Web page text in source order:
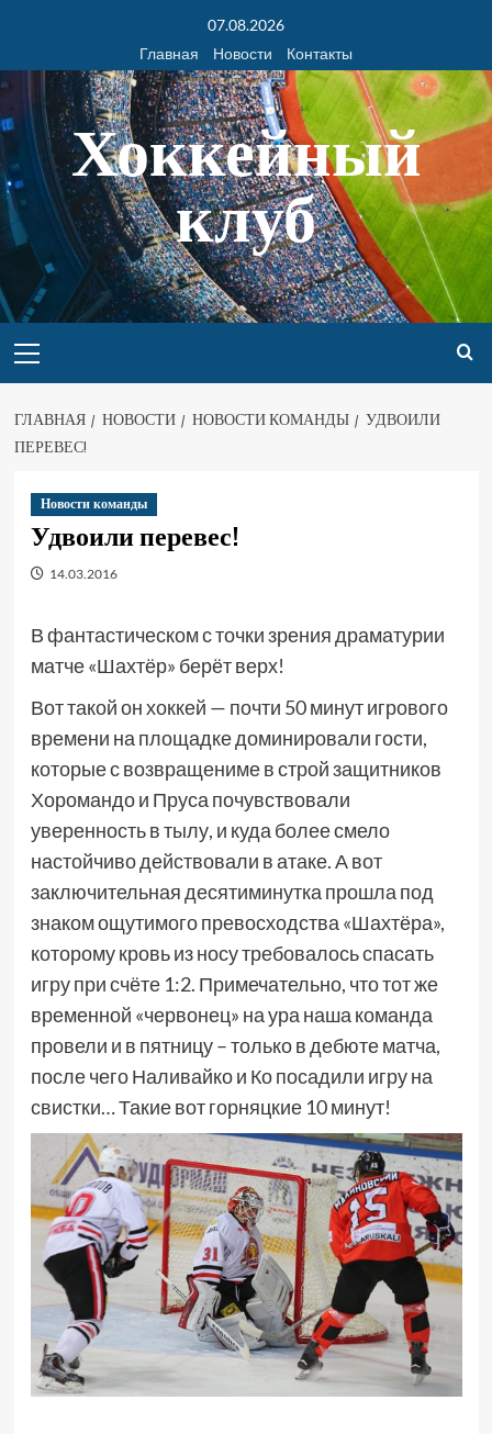
07.08.2026
Главная
Новости Контакты
Хоккейный
клуб
ГЛАВНАЯ НОВОСТИ НОВОСТИ КОМАНДЫ
УДВОИЛИ
ПЕРЕВЕС!
Новости команды
Удвоили перевес!
14.03.2016
В фантастическом с точки зрения драматурии
матче «Шахтёр» берёт верх!
Вот такой он хоккей — почти 50 минут игрового
времени на площадке доминировали гости,
которые с возвращениме в строй защитников
Хоромандо и Пруса почувствовали
уверенность в тылу, и куда более смело
настойчиво действовали в атаке. А вот
заключительная десятиминутка прошла под
знаком ощутимого превосходства «Шахтёра»,
которому кровь из носу требовалось спасать
игру при счёте 1:2. Примечательно, что тот же
временной «червонец» на ура наша команда
провели и в пятницу – только в дебюте матча,
после чего Наливайко и Ко посадили игру на
свистки… Такие вот горняцкие 10 минут!